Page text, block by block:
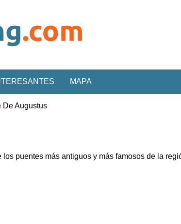
MAPA
De Augustus
puentes más antiguos y más famosos de la